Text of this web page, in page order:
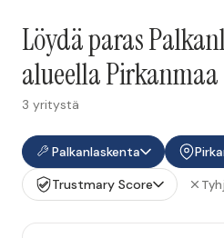
Löydä paras
alueella Pirkanmaa
3 yritystä
Palkanlaskenta
Trustmary Score